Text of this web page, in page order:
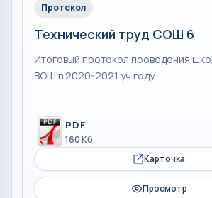
Протокол
Технический труд СОШ 6
Итоговый протокол проведения
ВОШ в 2020-2021 уч.году
PDF
160 Кб
Карточка
Просмотр